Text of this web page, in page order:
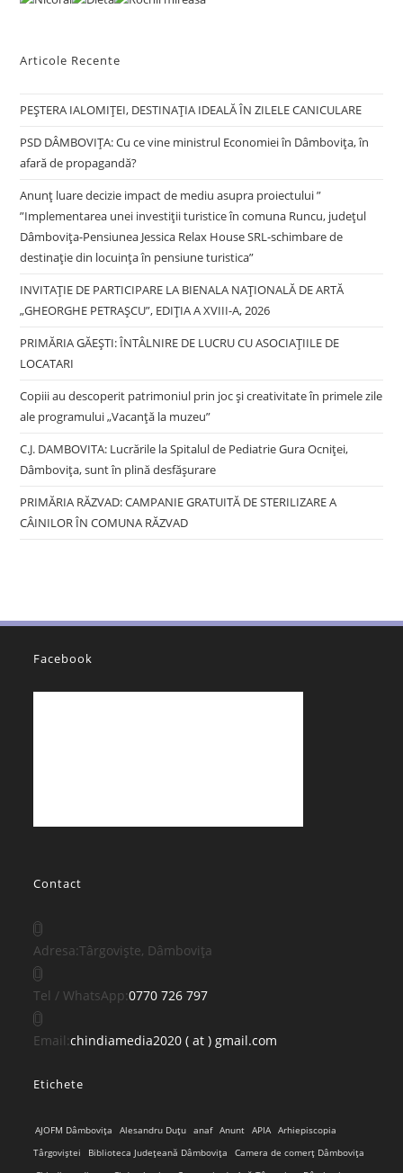
Articole Recente
PEȘTERA IALOMIȚEI, DESTINAȚIA IDEALĂ ÎN ZILELE CANICULARE
PSD DÂMBOVIȚA: Cu ce vine ministrul Economiei în Dâmbovița, în
afară de propagandă?
Anunț luare decizie impact de mediu asupra proiectului ”
”Implementarea unei investiții turistice în comuna Runcu, județul
Dâmbovița-Pensiunea Jessica Relax House SRL-schimbare de
destinație din locuința în pensiune turistica”
INVITAȚIE DE PARTICIPARE LA BIENALA NAȚIONALĂ DE ARTĂ
„GHEORGHE PETRAȘCU”, EDIŢIA A XVIII-A, 2026
PRIMĂRIA GĂEȘTI: ÎNTÂLNIRE DE LUCRU CU ASOCIAȚIILE DE
LOCATARI
Copiii au descoperit patrimoniul prin joc și creativitate în primele zile
ale programului „Vacanță la muzeu”
C.J. DAMBOVITA: Lucrările la Spitalul de Pediatrie Gura Ocniței,
Dâmbovița, sunt în plină desfășurare
PRIMĂRIA RĂZVAD: CAMPANIE GRATUITĂ DE STERILIZARE A
CÂINILOR ÎN COMUNA RĂZVAD
Facebook
Contact
Adresa:Târgoviște, Dâmbovița
Tel / WhatsApp:0770 726 797Opens
your
Email:chindiamedia2020 ( at ) gmail.com
Etichete
AJOFM Dâmbovița Alesandru Duțu anaf Anunt APIA Arhiepiscopia
Târgoviștei
Biblioteca Județeană Dâmbovița
Camera de comerț Dâmbovița